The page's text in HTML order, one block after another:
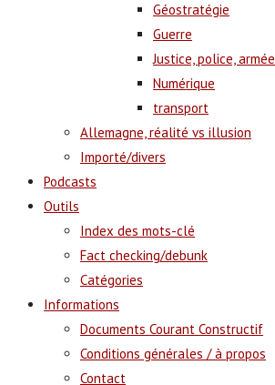
Géostratégie
Guerre
Justice, police, armée
Numérique
transport
Allemagne, réalité vs illusion
Importé/divers
Podcasts
Outils
Index des mots-clé
Fact checking/debunk
Catégories
Informations
Documents Courant Constructif
Conditions générales / à propos
Contact